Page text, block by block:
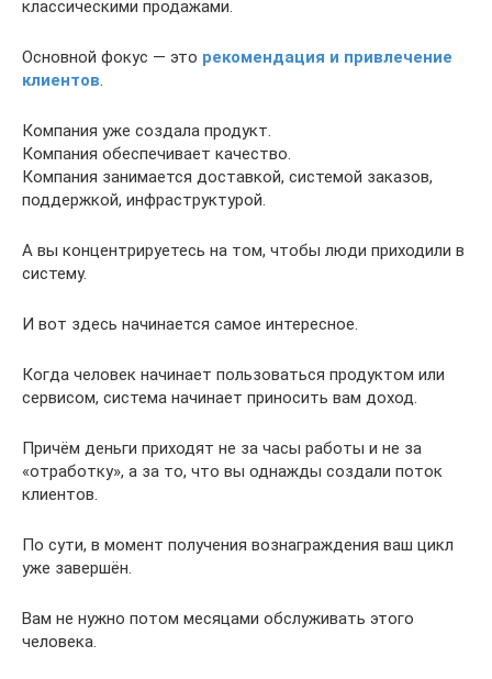
классическими продажами.
Основной фокус — это рекомендация и привлечение
клиентов
Компания уже создала продукт.
Компания обеспечивает качество.
Компания занимается доставкой, системой заказов,
поддержкой, инфраструктурой.
А вы концентрируетесь на том, чтобы люди приходили в
систему.
И вот здесь начинается самое интересное.
Когда человек начинает пользоваться продуктом или
сервисом, система начинает приносить вам доход.
Причём деньги приходят не за часы работы и не за
«отработку», а за то, что вы однажды создали поток
клиентов.
По сути, в момент получения вознаграждения ваш цикл
уже завершён.
Вам не нужно потом месяцами обслуживать этого
человека.